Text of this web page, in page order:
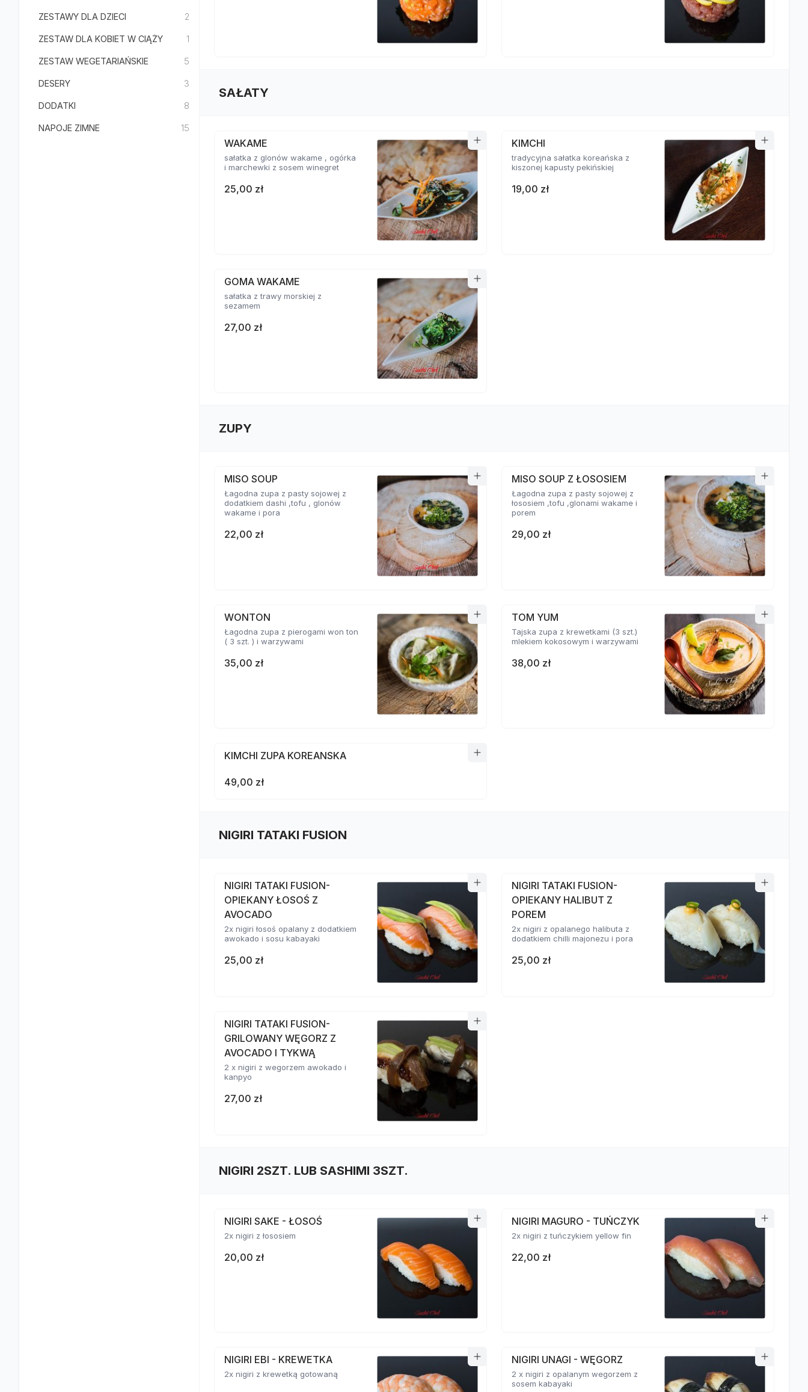
ZESTAWY DLA DZIECI 2
ZESTAW DLA KOBIET W CIĄŻY 1
ZESTAW WEGETARIAŃSKIE 5
DESERY 3
DODATKI 8
NAPOJE ZIMNE 15
SAŁATY
WAKAME
sałatka z glonów wakame , ogórka
i marchewki z sosem winegret
25,00 zł
KIMCHI
tradycyjna sałatka koreańska z
kiszonej kapusty pekińskiej
19,00 zł
GOMA WAKAME
sałatka z trawy morskiej z
sezamem
27,00 zł
ZUPY
MISO SOUP
Łagodna zupa z pasty sojowej z
dodatkiem dashi ,tofu , glonów
wakame i pora
22,00 zł
MISO SOUP Z ŁOSOSIEM
Łagodna zupa z pasty sojowej z
łososiem ,tofu ,glonami wakame i
porem
29,00 zł
WONTON
Łagodna zupa z pierogami won ton
( 3 szt. ) i warzywami
35,00 zł
TOM YUM
Tajska zupa z krewetkami (3 szt.)
mlekiem kokosowym i warzywami
38,00 zł
KIMCHI ZUPA KOREANSKA
49,00 zł
NIGIRI TATAKI FUSION
NIGIRI TATAKI FUSION-
OPIEKANY ŁOSOŚ Z
AVOCADO
2x nigiri łosoś opalany z dodatkiem
awokado i sosu kabayaki
25,00 zł
NIGIRI TATAKI FUSION-
OPIEKANY HALIBUT Z
POREM
2x nigiri z opalanego halibuta z
dodatkiem chilli majonezu i pora
25,00 zł
NIGIRI TATAKI FUSION-
GRILOWANY WĘGORZ Z
AVOCADO I TYKWĄ
2 x nigiri z wegorzem awokado i
kanpyo
27,00 zł
NIGIRI 2SZT. LUB SASHIMI 3SZT.
NIGIRI SAKE - ŁOSOŚ
2x nigiri z łososiem
20,00 zł
NIGIRI MAGURO - TUŃCZYK
2x nigiri z tuńczykiem yellow fin
22,00 zł
NIGIRI EBI - KREWETKA
2x nigiri z krewetką gotowaną
NIGIRI UNAGI - WĘGORZ
2 x nigiri z opalanym wegorzem z
sosem kabayaki